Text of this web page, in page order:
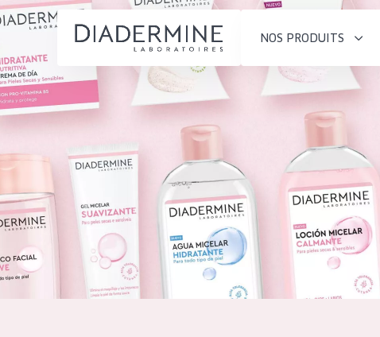
NOS PRODUITS
Hydratation et éclat
Réduction des rides
Régénération de la peau
Raffermissement de la
peau
Peau ménopausée
TYPE DE PRODUIT
Crème de Jour
Crème de Nuit
Crème pour les Yeux
Sérum
Démaquillants
Composition
À propos
Conseils Beauté
Contact
English